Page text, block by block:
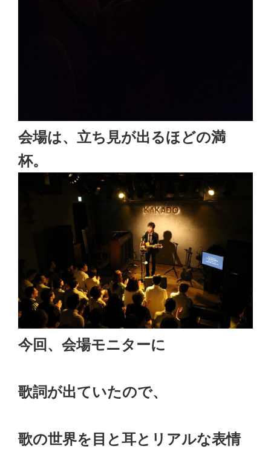
会場は、立ち見が出るほどの満
杯。
今回、会場モニターに
歌詞が出ていたので、
歌の世界を目と耳とリアルな表情